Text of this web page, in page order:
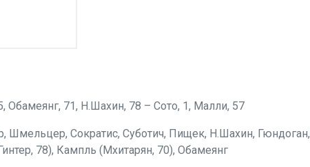
Обамеянг, 71, Н.Шахин, 78 – Сото, 1, Малли, 57
Шмельцер, Сократис, Суботич, Пищек, Н.Шахин, Гюндоган,
78), Кампль (Мхитарян, 70), Обамеянг